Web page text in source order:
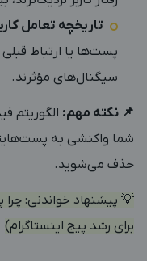
تاریخچه تعامل
پست‌ها یا ارتباط
سیگنال‌های مؤثرند.
📌 نکته مهم: الگوریتم
شما واکنشی به
حذف می‌شوید.
💡 پیشنهاد خواندنی:
برای رشد پیج اینستاگرام)